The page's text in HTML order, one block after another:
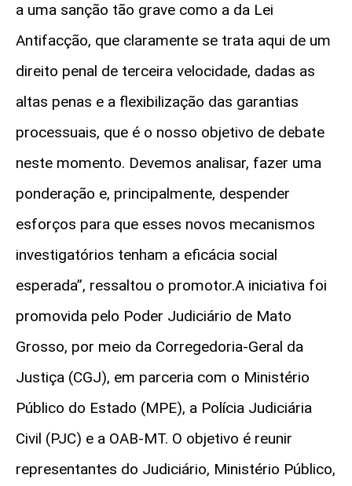
a uma sanção tão grave como a da Lei
Antifacção, que claramente se trata aqui de um
direito penal de terceira velocidade, dadas as
altas penas e a flexibilização das garantias
processuais, que é o nosso objetivo de debate
neste momento. Devemos analisar, fazer uma
ponderação e, principalmente, despender
esforços para que esses novos mecanismos
investigatórios tenham a eficácia social
esperada”, ressaltou o promotor.A iniciativa foi
promovida pelo Poder Judiciário de Mato
Grosso, por meio da Corregedoria-Geral da
Justiça (CGJ), em parceria com o Ministério
Público do Estado (MPE), a Polícia Judiciária
Civil (PJC) e a OAB-MT. O objetivo é reunir
representantes do Judiciário, Ministério Público,